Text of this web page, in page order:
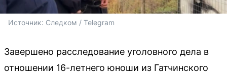
Источник: Следком / Telegram
Завершено расследование уголовного дела в
отношении 16-летнего юноши из Гатчинского